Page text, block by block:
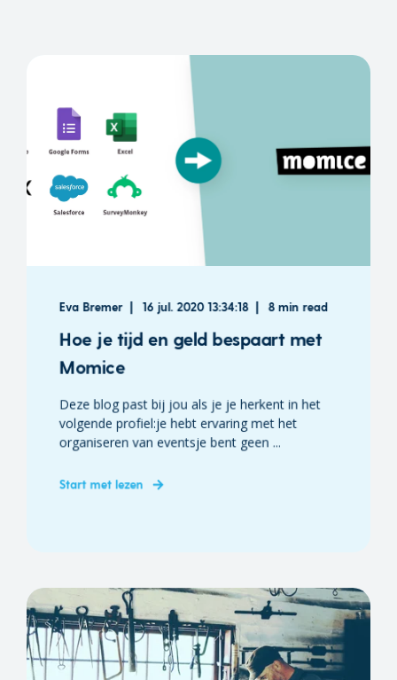
Eva Bremer 16 jul. 2020 13:34:18 8 min read
Hoe je tijd en geld bespaart met
Momice
Deze blog past bij jou als je je herkent in het
volgende profiel:je hebt ervaring met het
organiseren van eventsje bent geen ...
Start met lezen